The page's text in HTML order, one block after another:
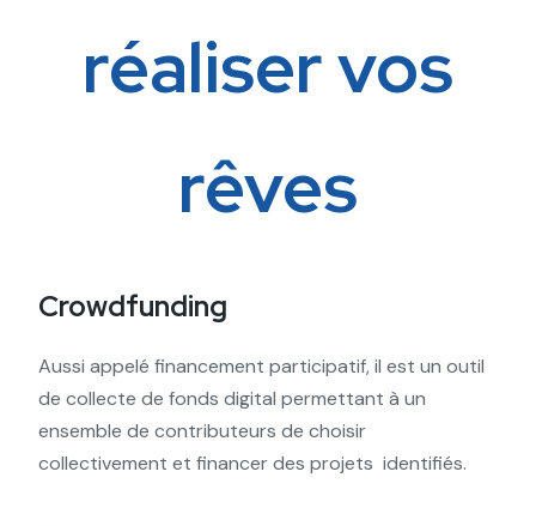
réaliser vos
rêves
Crowdfunding
Aussi appelé financement participatif, il est un outil
de collecte de fonds digital permettant à un
ensemble de contributeurs de choisir
collectivement et financer des projets identifiés.